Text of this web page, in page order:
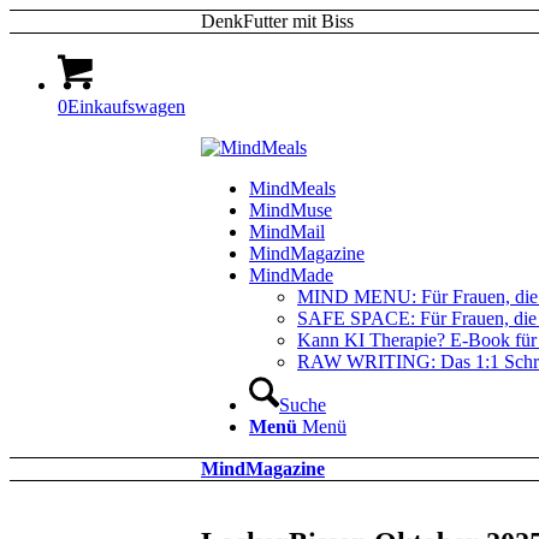
DenkFutter mit Biss
0Einkaufswagen
MindMeals
MindMuse
MindMail
MindMagazine
MindMade
MIND MENU: Für Frauen, die
SAFE SPACE: Für Frauen,
Kann KI Therapie? E-Book für
RAW WRITING: Das 1:1
Suche
Menü Menü
MindMagazine